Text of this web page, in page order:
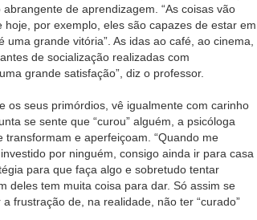
de aprendizagem. “As coisas vão
por exemplo, eles são capazes de estar em
grande vitória”. As idas ao café, ao cinema,
de socialização realizadas com
grande satisfação”, diz o professor.
os seus primórdios, vê igualmente com carinho
se sente que “curou” alguém, a psicóloga
transformam e aperfeiçoam. “Quando me
por ninguém, consigo ainda ir para casa
para que faça algo e sobretudo tentar
deles tem muita coisa para dar. Só assim se
frustração de, na realidade, não ter “curado”